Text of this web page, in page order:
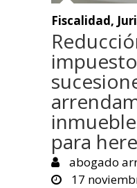
Fiscalidad,
para
abogado
17